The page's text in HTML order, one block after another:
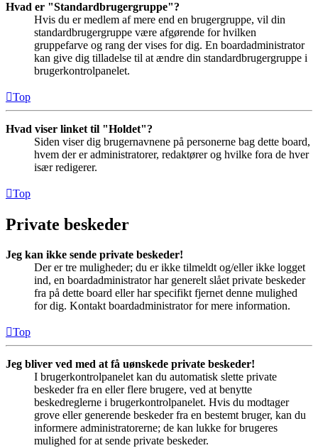
Hvad er "Standardbrugergruppe"?
Hvis du er medlem af mere end en brugergruppe, vil din
standardbrugergruppe være afgørende for hvilken
gruppefarve og rang der vises for dig. En boardadministrator
kan give dig tilladelse til at ændre din standardbrugergruppe i
brugerkontrolpanelet.
Top
Hvad viser linket til "Holdet"?
Siden viser dig brugernavnene på personerne bag dette board,
hvem der er administratorer, redaktører og hvilke fora de hver
især redigerer.
Top
Private beskeder
Jeg kan ikke sende private beskeder!
Der er tre muligheder; du er ikke tilmeldt og/eller ikke logget
ind, en boardadministrator har generelt slået private beskeder
fra på dette board eller har specifikt fjernet denne mulighed
for dig. Kontakt boardadministrator for mere information.
Top
Jeg bliver ved med at få uønskede private beskeder!
I brugerkontrolpanelet kan du automatisk slette private
beskeder fra en eller flere brugere, ved at benytte
beskedreglerne i brugerkontrolpanelet. Hvis du modtager
grove eller generende beskeder fra en bestemt bruger, kan du
informere administratorerne; de kan lukke for brugeres
mulighed for at sende private beskeder.